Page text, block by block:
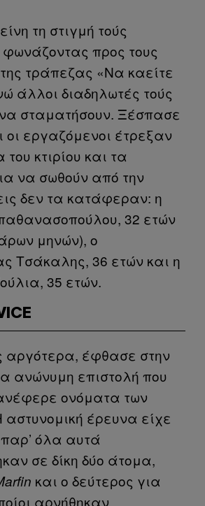
τη στιγμή τούς
προς τους
τράπεζας «Να καείτε
άλλοι διαδηλωτές τούς
σταματήσουν. Ξέσπασε
οι εργαζόμενοι έτρεξαν
κτιρίου και τα
να σωθούν από την
δεν τα κατάφεραν: η
32 ετών
μηνών), ο
Τσάκαλης, 36 ετών και η
35 ετών.
αργότερα, έφθασε στην
ανώνυμη επιστολή που
ονόματα των
έρευνα είχε
όλα αυτά
σε δίκη δύο άτομα,
και ο δεύτερος για
αρνήθηκαν